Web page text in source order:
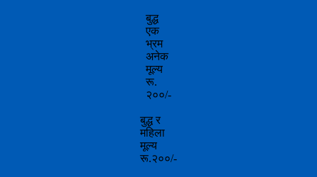
बुद्ध
एक
भ्रम
अनेक
मूल्य
रू.
२००/-
बुद्ध र
महिला
मूल्य
रू.२००/-